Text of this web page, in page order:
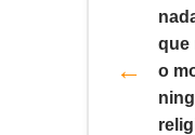
que
o